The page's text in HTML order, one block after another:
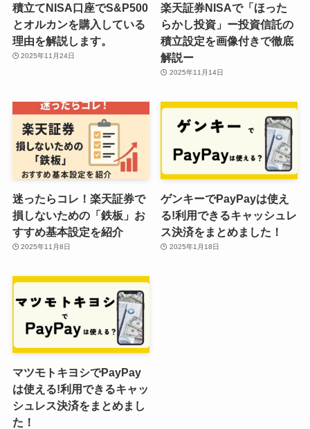
積立てNISA口座でS&P500
とオルカンを購入している
理由を解説します。
2025年11月24日
楽天証券NISAで「ほった
らかし投資」ー投資信託の
積立設定を画像付きで徹底
解説ー
2025年11月14日
迷ったらコレ！楽天証券で
損しないための「鉄板」お
すすめ基本設定を紹介
2025年11月8日
ゲンキーでPayPayは使え
る!利用できるキャッシュレ
ス決済をまとめました！
2025年1月18日
マツモトキヨシでPayPay
は使える!利用できるキャッ
シュレス決済をまとめまし
た！